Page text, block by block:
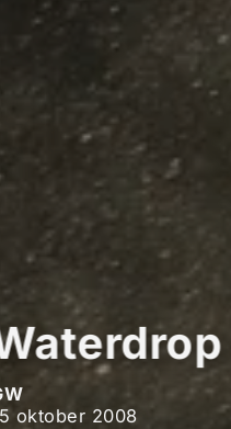
oktober 2008